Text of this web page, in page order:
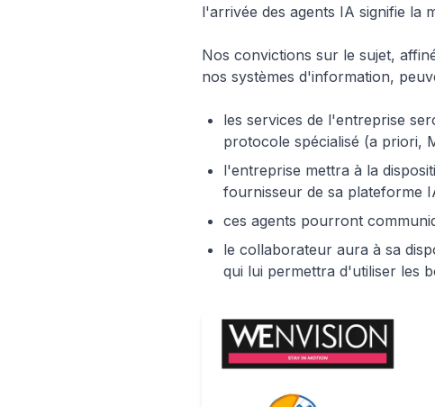
l'arrivée des agents IA signifie la
Nos convictions sur le sujet,
nos systèmes d'information,
les services de l'entreprise
protocole spécialisé (a priori,
l'entreprise mettra à la
fournisseur de sa plateforme
ces agents pourront
le collaborateur aura à sa
qui lui permettra d'utiliser les